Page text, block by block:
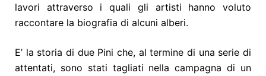
lavori attraverso i quali gli artisti hanno voluto
raccontare la biografia di alcuni alberi.
E’ la storia di due Pini che, al termine di una serie di
attentati, sono stati tagliati nella campagna di un